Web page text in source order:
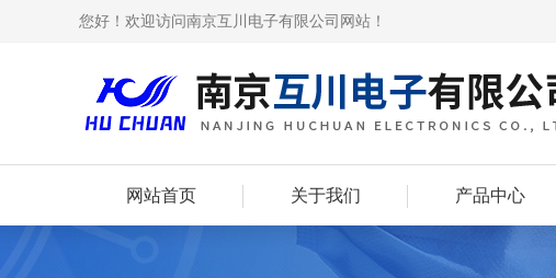
您好！欢迎访问南京互川电子有限公司网站！
网站首页 关于我们 产品中心